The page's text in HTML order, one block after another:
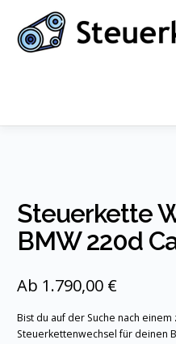
springen
AUTOMARKEN
Steuerkette
BMW 220d
Ab 1.790,00 €
Bist du auf der Suche nach einem
Steuerkettenwechsel für deinen